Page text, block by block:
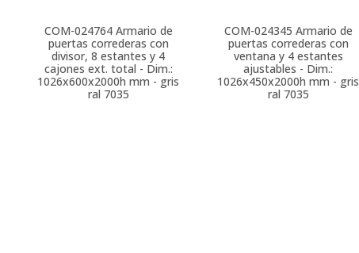
COM-024764 Armario de
puertas correderas con
divisor, 8 estantes y 4
cajones ext. total - Dim.:
1026x600x2000h mm - gris
ral 7035
COM-024345 Armario de
puertas correderas con
ventana y 4 estantes
ajustables - Dim.:
1026x450x2000h mm - gris
ral 7035